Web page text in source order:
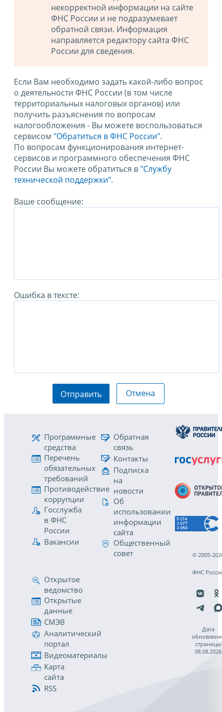
некорректной информации на сайте
ФНС России и не подразумевает
обратной связи. Информация
направляется редактору сайта ФНС
России для сведения.
Если Вам необходимо задать какой-либо вопрос
о деятельности ФНС России (в том числе
территориальных налоговых органов) или
получить разъяснения по вопросам
налогообложения - Вы можете воспользоваться
сервисом "Обратиться в ФНС России".
По вопросам функционирования интернет-
сервисов и программного обеспечения ФНС
России Вы можете обратиться в "Службу
технической поддержки".
Ваше сообщение:
Ошибка в тексте:
Отправить Отмена
Программные
средства
Перечень
обязательных
требований
Противодействие
коррупции
Госслужба
в ФНС
России
Вакансии
Обратная
связь
Контакты
Подписка
на
новости
Об
использовании
информации
сайта
Общественный
совет
Открытое
ведомство
Открытые
данные
СМЭВ
Аналитический
портал
Видеоматериалы
Карта
сайта
RSS
© 2005-
ФНС
Дата
страницы
08.08.2026